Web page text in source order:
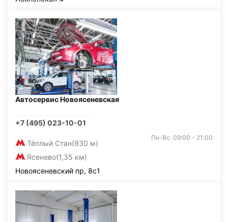
Автосервис Новоясеневская
+7 (495) 023-10-01
Тёплый Стан(930 м)
Ясенево(1,35 км)
Пн-Вс: 09:00 - 21:00
Новоясеневский пр, 8с1